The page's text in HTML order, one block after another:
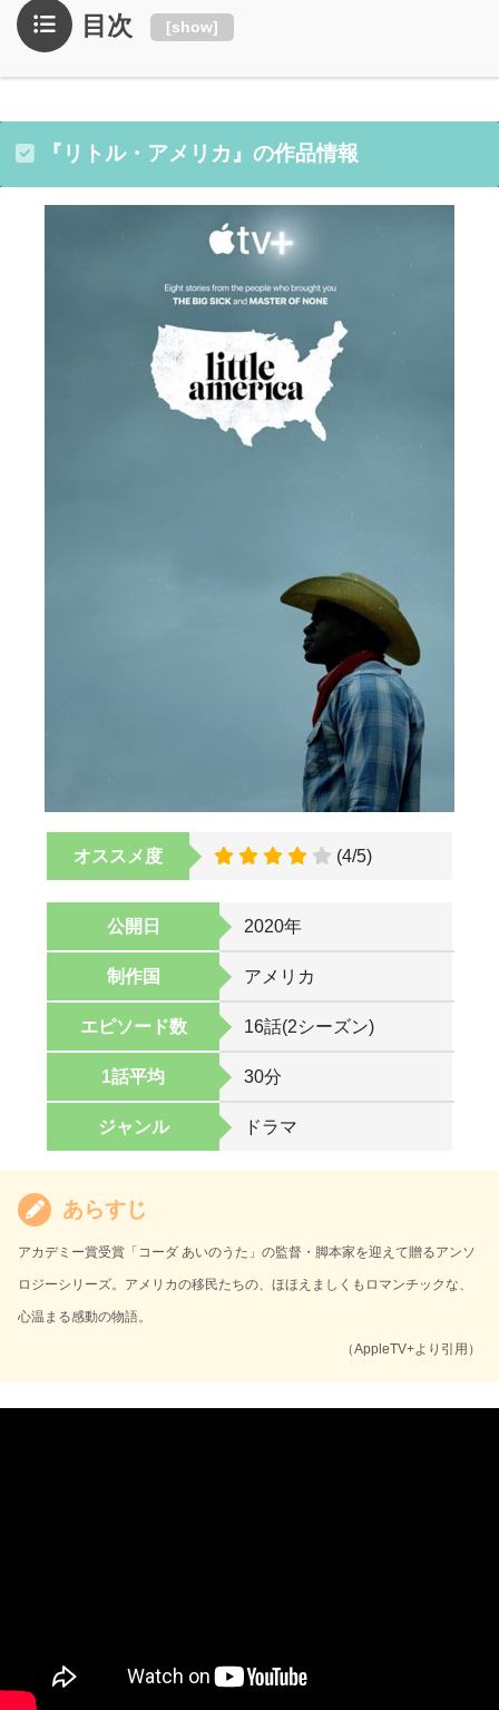
目次 [show]
『リトル・アメリカ』の作品情報
オススメ度 (4/5)
公開日 2020年
制作国 アメリカ
エピソード数 16話(2シーズン)
1話平均 30分
ジャンル ドラマ
あらすじ
アカデミー賞受賞「コーダ あいのうた」の監督・脚本家を迎えて贈るアンソ
ロジーシリーズ。アメリカの移民たちの、ほほえましくもロマンチックな、
心温まる感動の物語。
（AppleTV+より引用）